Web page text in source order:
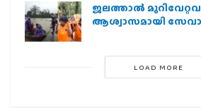
ജലത്താല്‍
ആശ്വാസമായി
LOAD MORE